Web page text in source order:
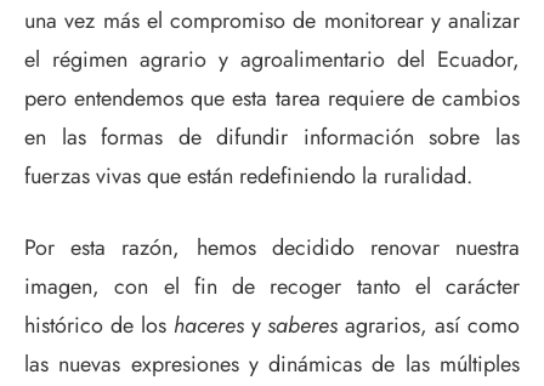
una vez más el compromiso de monitorear y analizar
el régimen agrario y agroalimentario del Ecuador,
pero entendemos que esta tarea requiere de cambios
en las formas de difundir información sobre las
fuerzas vivas que están redefiniendo la ruralidad.
Por esta razón, hemos decidido renovar nuestra
imagen, con el fin de recoger tanto el carácter
histórico de los haceresysaberes agrarios, así como
las nuevas expresiones y dinámicas de las múltiples